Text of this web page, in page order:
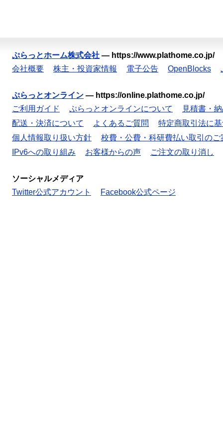
ぷらっとホーム株式会社 — https://www.plathome.co.jp/
会社概要
株主・投資家情報 電子公告 OpenBlocks
ぷらっとオンライン — https://online.plathome.co.jp/
ご利用ガイド
ぷらっとオンラインについて
見積書・
配送・決済について
よくあるご質問
特定商取引法に
個人情報取り扱い方針
校費・公費・科研費払い取引のご
IPv6への取り組み
お客様からの声 ご注文の取り消し
ソーシャルメディア
Twitter公式アカウント
Facebook公式ページ